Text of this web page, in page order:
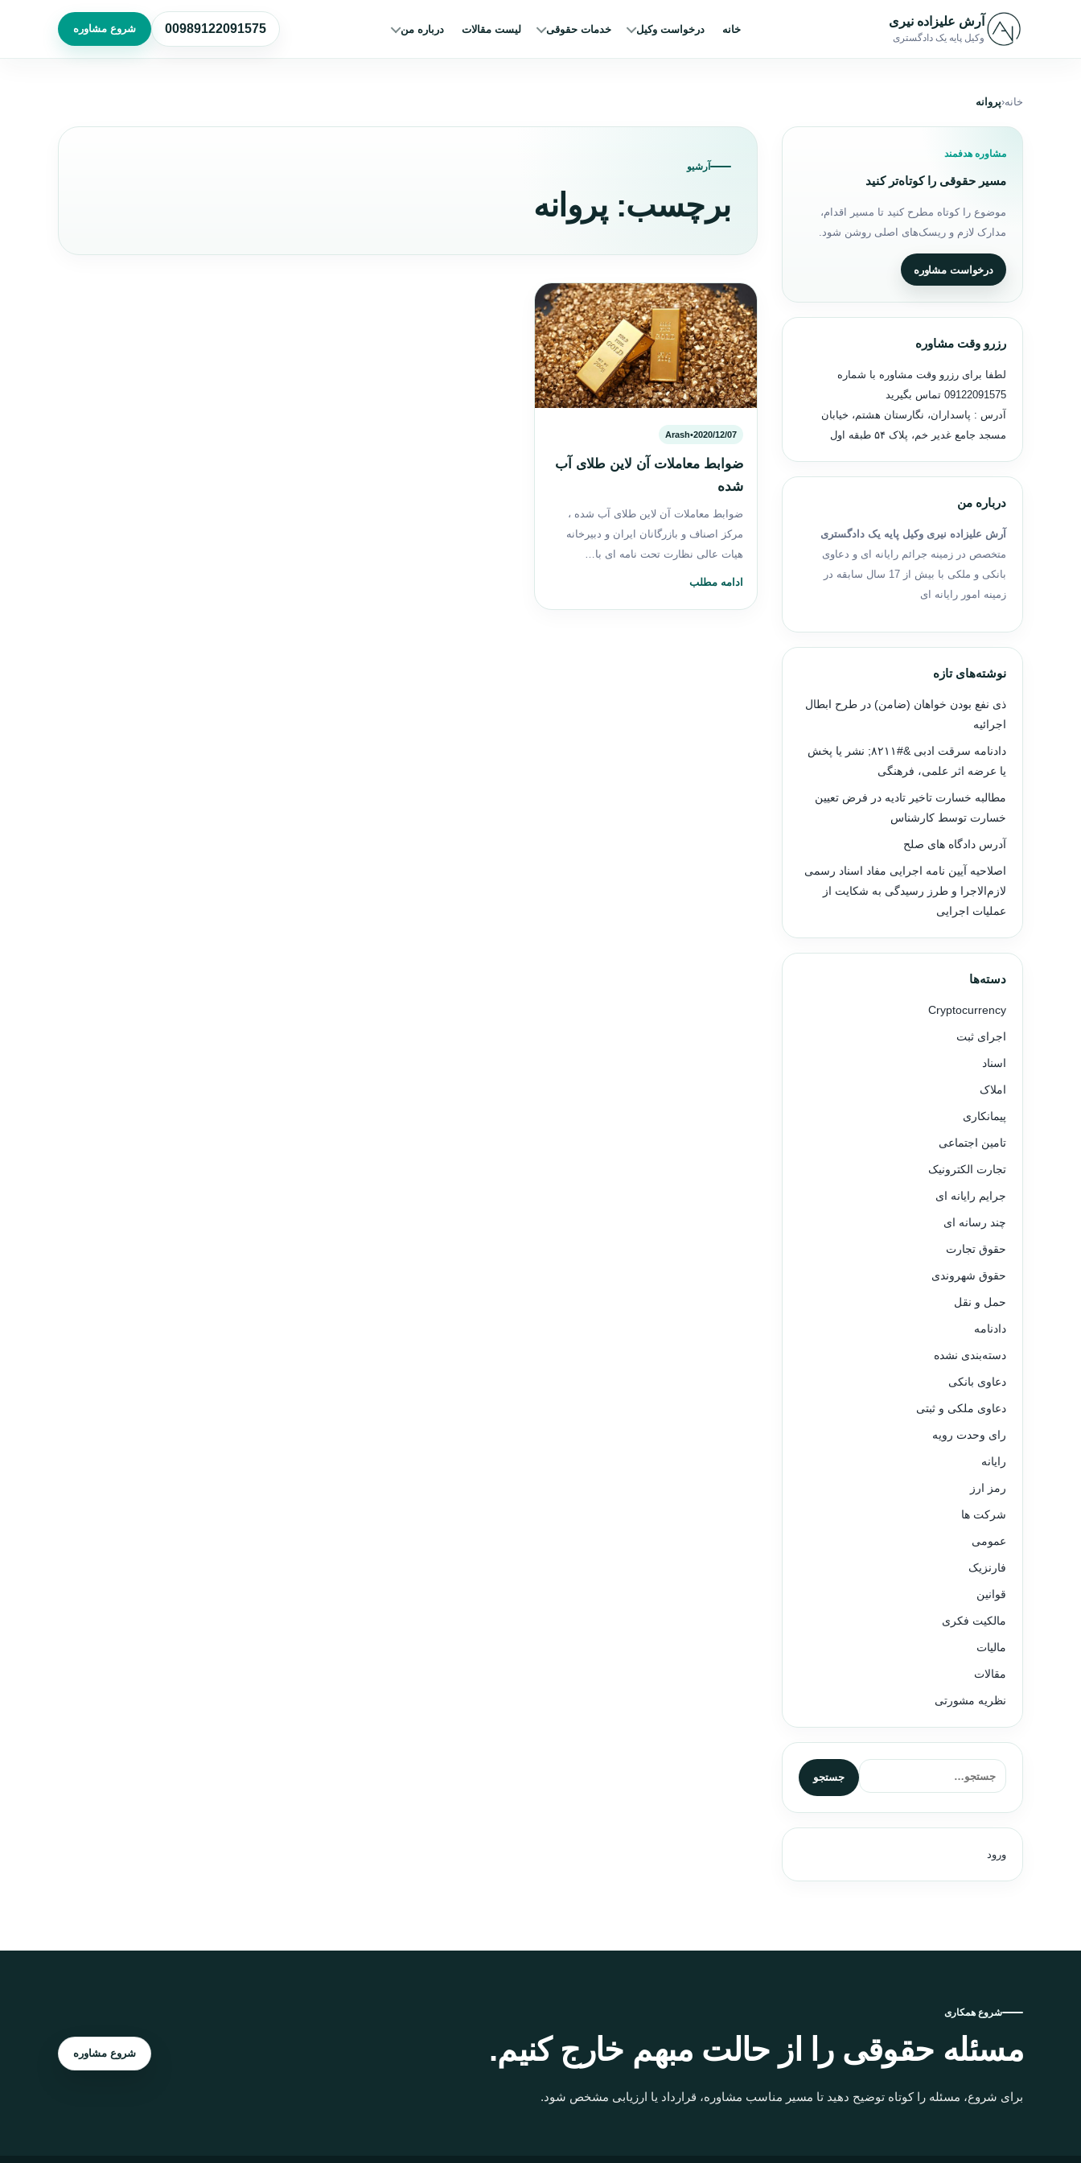
پرش به محتوا
آرش علیزاده نیری
وکیل پایه یک دادگستری
خانه درخواست وکیل خدمات حقوقی لیست مقالات درباره من 00989122091575 شروع مشاوره
خانه پروانه
آرشیو
برچسب: پروانه
2020/12/07
•
Arash
ضوابط معاملات آن لاین طلای آب
شده
ضوابط معاملات آن لاین طلای آب شده ،
مرکز اصناف و بازرگانان ایران و دبیرخانه
هیات عالی نظارت تحت نامه ای با…
ادامه مطلب
مشاوره هدفمند
مسیر حقوقی را کوتاه‌تر کنید
موضوع را کوتاه مطرح کنید تا مسیر اقدام،
مدارک لازم و ریسک‌های اصلی روشن شود.
درخواست مشاوره
رزرو وقت مشاوره
لطفا برای رزرو وقت مشاوره با شماره
09122091575 تماس بگیرید
آدرس : پاسداران، نگارستان هشتم، خیابان
مسجد جامع غدیر خم، پلاک ۵۴ طبقه اول
درباره من
آرش علیزاده نیری وکیل پایه یک دادگستری
متخصص در زمینه جرائم رایانه ای و دعاوی
بانکی و ملکی با بیش از 17 سال سابقه در
زمینه امور رایانه ای
نوشته‌های تازه
ذی نفع بودن خواهان (ضامن) در طرح ابطال
اجرائیه
دادنامه سرقت ادبی &#۸۲۱۱; نشر یا پخش
یا عرضه اثر علمی، فرهنگی
مطالبه خسارت تاخیر تادیه در فرض تعیین
خسارت توسط کارشناس
آدرس دادگاه های صلح
اصلاحیه آیین نامه اجرایی مفاد اسناد رسمی
لازم‌الاجرا و طرز رسیدگی به شکایت از
عملیات اجرایی
دسته‌ها
Cryptocurrency
اجرای ثبت
اسناد
املاک
پیمانکاری
تامین اجتماعی
تجارت الکترونیک
جرایم رایانه ای
چند رسانه ای
حقوق تجارت
حقوق شهروندی
حمل و نقل
دادنامه
دسته‌بندی نشده
دعاوی بانکی
دعاوی ملکی و ثبتی
رای وحدت رویه
رایانه
رمز ارز
شرکت ها
عمومی
فارنزیک
قوانین
مالکیت فکری
مالیات
مقالات
نظریه مشورتی
جستجو برای:
جستجو
ورود
شروع همکاری
مسئله حقوقی را از حالت مبهم خارج کنیم.
برای شروع، مسئله را کوتاه توضیح دهید تا مسیر مناسب مشاوره، قرارداد یا ارزیابی مشخص شود.
شروع مشاوره